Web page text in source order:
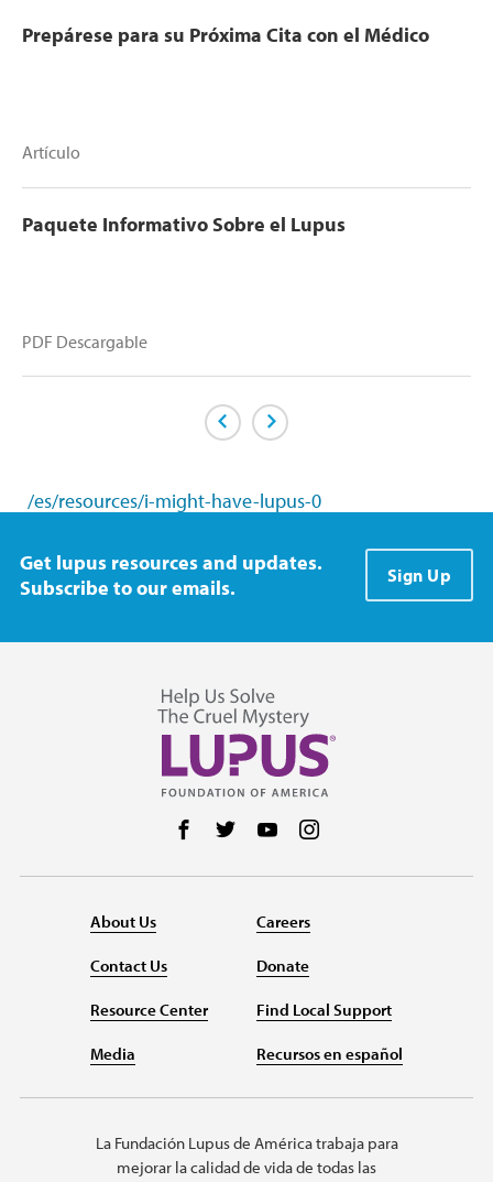
Prepárese para su Próxima Cita con el Médico
Artículo
Paquete Informativo Sobre el Lupus
PDF Descargable
Previous PageNext Page
/es/resources/i-might-have-lupus-0
Get lupus resources and updates.
Subscribe to our emails.
Sign Up
Follow us on Facebook
Follow us on Twitter
Follow us on YouTube
About Us
Contact Us
Resource Center
Media
Careers
Donate
Find Local Support
Recursos en español
La Fundación Lupus de América trabaja para
mejorar la calidad de vida de todas las